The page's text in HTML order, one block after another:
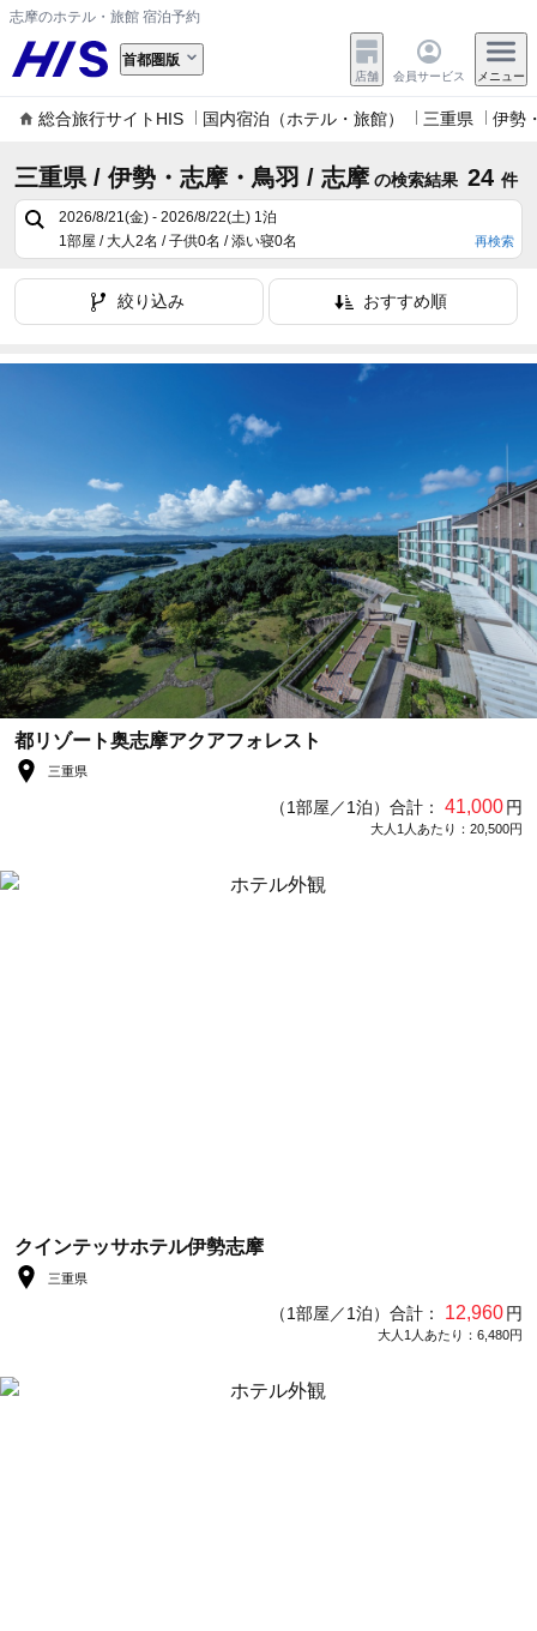
志摩のホテル・旅館 宿泊予約
首都圏版
店舗 会員サービス メニュー
総合旅行サイトHIS 国内宿泊（ホテル・旅館） 三重県 伊勢
三重県 / 伊勢・志摩・鳥羽 / 志摩 の検索結果 24 件
2026/8/21(金) - 2026/8/22(土) 1泊
1部屋 / 大人2名 / 子供0名 / 添い寝0名
再検索
絞り込み おすすめ順
都リゾート奥志摩アクアフォレスト
三重県
（1部屋／1泊）合計： 41,000円
大人1人あたり：20,500円
クインテッサホテル伊勢志摩
三重県
（1部屋／1泊）合計： 12,960円
大人1人あたり：6,480円